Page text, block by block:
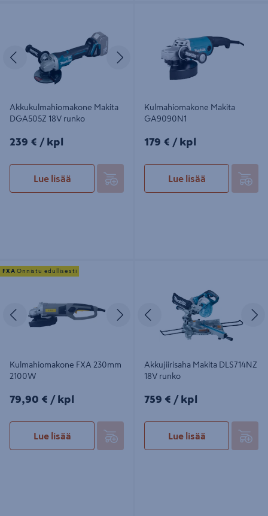
Edellinen Seuraava
Akkukulmahiomakone Makita
DGA505Z 18V runko
239€/kpl
239 € / kpl
Lue lisää
Kulmahiomakone Makita
GA9090N1
179€/kpl
179 € / kpl
Lue lisää
Kulmahiomakone FXA 230mm
2100W
Edellinen Seuraava
Kulmahiomakone FXA 230mm
2100W
79,90€/kpl
79,90 € / kpl
Lue lisää
FXA Onnistu edullisesti
Edellinen
Akkujiirisaha Makita DLS714NZ
18V runko
759€/kpl
759 € / kpl
Lue lisää